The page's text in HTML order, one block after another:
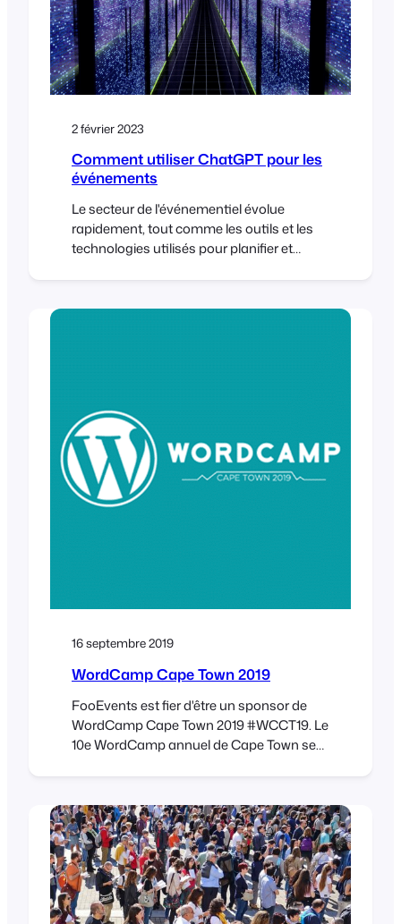
2 février 2023
Comment utiliser ChatGPT pour les
événements
Le secteur de l'événementiel évolue
rapidement, tout comme les outils et les
technologies utilisés pour planifier et
les gestionnaires d'événements disposent
alimenté par OpenAI.
16 septembre 2019
WordCamp Cape Town 2019
FooEvents est fier d'être un sponsor de
WordCamp Cape Town 2019 #WCCT19. Le
10e WordCamp annuel de Cape Town se
Town. Achetez vos billets dès maintenant
et obtenez l'accès à l'événement de deux
jours, y compris l'entrée